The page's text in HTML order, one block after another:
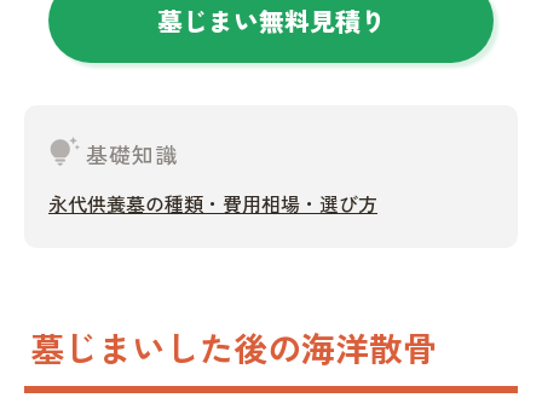
墓じまい無料見積り
tips_and_updates基礎知識
永代供養墓の種類・費用相場・選び方
墓じまいした後の海洋散骨